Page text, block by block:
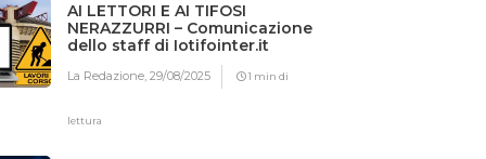
AI LETTORI E AI TIFOSI
NERAZZURRI – Comunicazione
dello staff di Iotifointer.it
La Redazione,29/08/2025 1 min di
lettura